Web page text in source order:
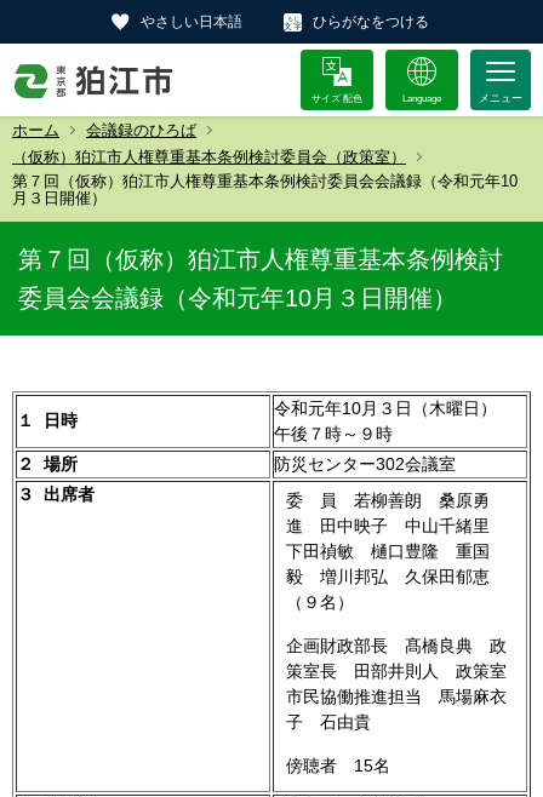
やさしい日本語 ひらがなをつける
サイズ 配色 Language
ホーム
会議録のひろば
（仮称）狛江市人権尊重基本条例検討委員会（政策室）
第７回（仮称）狛江市人権尊重基本条例検討委員会会議録（令和元年10
月３日開催）
第７回（仮称）狛江市人権尊重基本条例検討
委員会会議録（令和元年10月３日開催）
１ 日時
令和元年10月３日（木曜日）
午後７時～９時
２ 場所
防災センター302会議室
３ 出席者
委 員 若柳善朗 桑原勇
進 田中映子 中山千緒里
下田禎敏 樋口豊隆 重国
毅 増川邦弘 久保田郁恵
（９名）
企画財政部長 髙橋良典 政
策室長 田部井則人 政策室
市民協働推進担当 馬場麻衣
子 石由貴
傍聴者 15名